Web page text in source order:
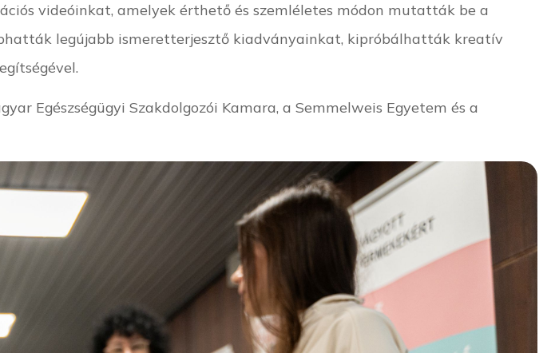
videóinkat, amelyek érthető és szemléletes módon mutatták be a
legújabb ismeretterjesztő kiadványainkat, kipróbálhatták kreatív
Egészségügyi Szakdolgozói Kamara, a Semmelweis Egyetem és a